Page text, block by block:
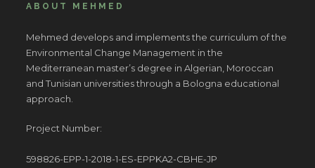
ABOUT MEHMED
Mehmed develops and implements the curriculum of the
Environmental Change Management in the
Mediterranean master’s degree in Algerian, Moroccan
and Tunisian universities through a Bologna educational
approach.
Project Number:
598826-EPP-1-2018-1-ES-EPPKA2-CBHE-JP